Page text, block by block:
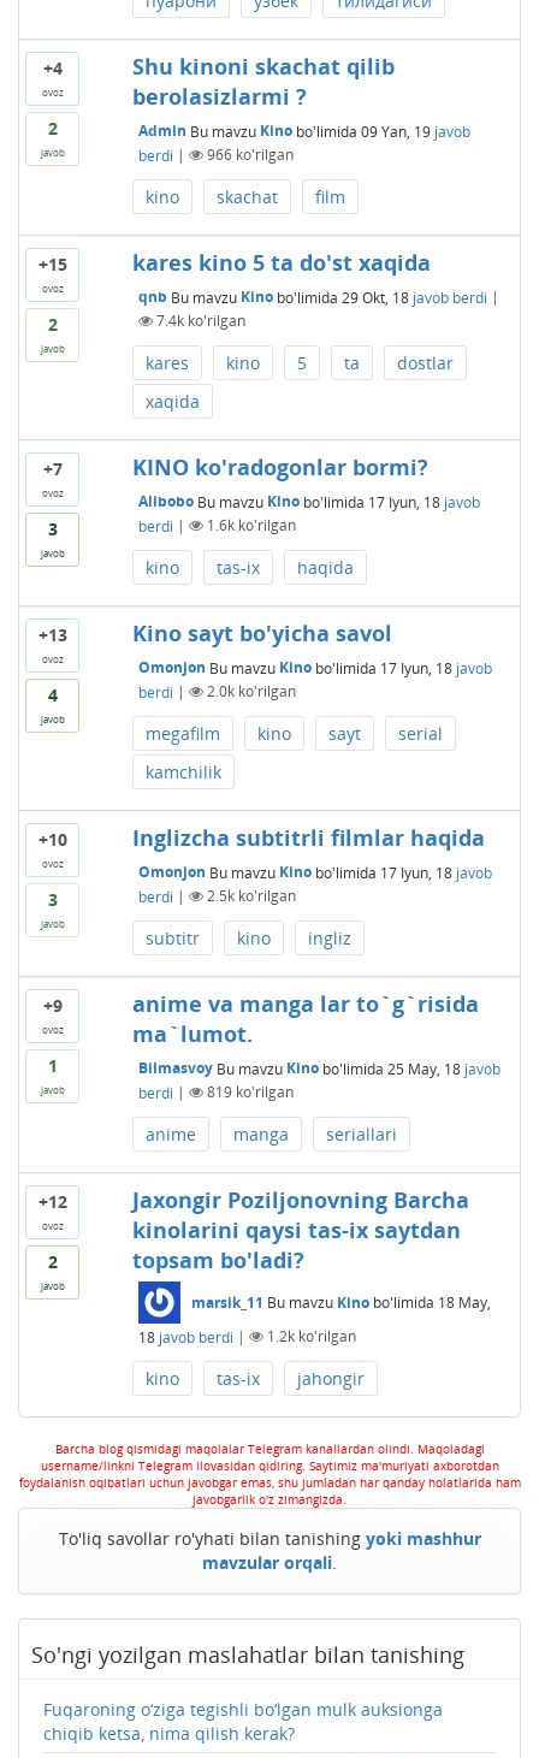
+4
ovoz
2
javob
Shu kinoni skachat qilib
berolasizlarmi ?
Admin Bu mavzu Kinobo'limida 09 Yan, 19 javob
berdi | 966ko'rilgan
kino skachat film
+15
ovoz
2
javob
kares kino 5 ta do'st xaqida
qnb Bu mavzu Kinobo'limida 29 Okt, 18 javob berdi |
7.4kko'rilgan
kares kino 5 ta
dostlar
xaqida
+7
ovoz
3
javob
KINO ko'radogonlar bormi?
Alibobo Bu mavzu Kinobo'limida 17 Iyun, 18 javob
berdi | 1.6kko'rilgan
kino tas-ix haqida
+13
ovoz
4
javob
Kino sayt bo'yicha savol
Omonjon Bu mavzu Kinobo'limida 17 Iyun, 18 javob
berdi | 2.0kko'rilgan
megafilm kino sayt
serial
kamchilik
+10
ovoz
3
javob
Inglizcha subtitrli filmlar haqida
Omonjon Bu mavzu Kinobo'limida 17 Iyun, 18 javob
berdi | 2.5kko'rilgan
subtitr kino ingliz
+9
ovoz
1
javob
anime va manga lar to`g`risida
ma`lumot.
Bilmasvoy Bu mavzu Kinobo'limida 25 May, 18 javob
berdi | 819ko'rilgan
anime manga seriallari
+12
ovoz
2
javob
Jaxongir Poziljonovning Barcha
kinolarini qaysi tas-ix saytdan
topsam bo'ladi?
marsik_11 Bu mavzu Kinobo'limida 18 May,
18 javob berdi | 1.2kko'rilgan
kino tas-ix jahongir
Barcha blog qismidagi maqolalar Telegram kanallardan olindi. Maqoladagi
username/linkni Telegram ilovasidan qidiring. Saytimiz ma'muriyati axborotdan
foydalanish oqibatlari uchun javobgar emas, shu jumladan har qanday holatlarida ham
javobgarlik o'z zimangizda.
To'liq savollar ro'yhati bilan tanishing yoki mashhur
mavzular orqali
So'ngi yozilgan maslahatlar bilan tanishing
Fuqaroning o‘ziga tegishli bo‘lgan mulk auksionga
chiqib ketsa, nima qilish kerak?